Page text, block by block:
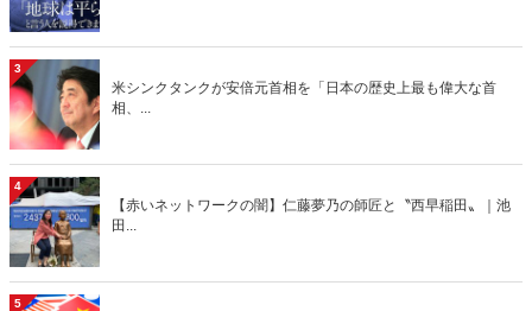
3
米シンクタンクが安倍元首相を「日本の歴史上最も偉大な首
相、...
4
【赤いネットワークの闇】仁藤夢乃の師匠と〝西早稲田〟｜池
田...
5